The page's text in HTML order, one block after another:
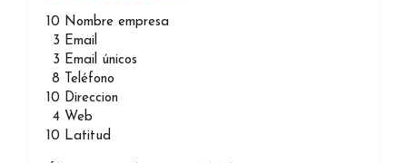
10 Nombre empresa
3 Email
3 Email únicos
8 Teléfono
10 Direccion
4 Web
10 Latitud